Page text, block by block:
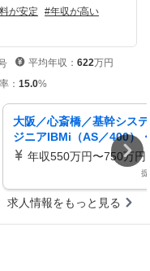
が安定 #年収が高い
平均年収： 622万円
： 15.0%
大阪／心斎橋／基幹シス
ジニアIBMi（AS／400）
要件整理から改善提案まで
年収550万円〜750万円
求人情報をもっと見る